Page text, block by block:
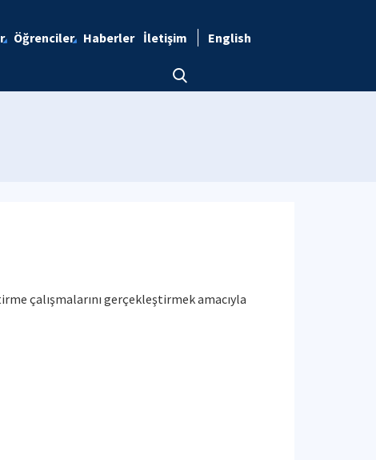
Öğrenciler Haberler İletişim English
çalışmalarını gerçekleştirmek amacıyla